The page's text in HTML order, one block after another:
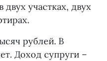
двух участках, двух
рублей. В
Доход супруги –